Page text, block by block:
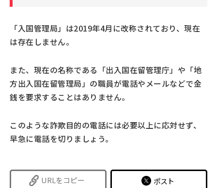
「入国管理局」は2019年4月に改称されており、現在
は存在しません。
また、現在の名称である「出入国在留管理庁」や「地
方出入国在留管理局」の職員が電話やメールなどで金
銭を要求することはありません。
このような詐欺目的の電話には必要以上に応対せず、
早急に電話を切りましょう。
URLをコピー ポスト